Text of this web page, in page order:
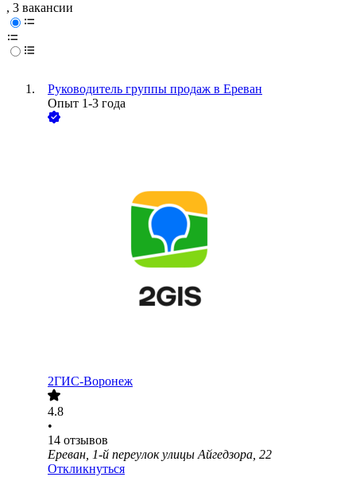
, 3 вакансии
Руководитель группы продаж в Ереван
Опыт 1-3 года
2ГИС-Воронеж
4.8
•
14 отзывов
Ереван, 1-й переулок улицы Айгедзора, 22
Откликнуться